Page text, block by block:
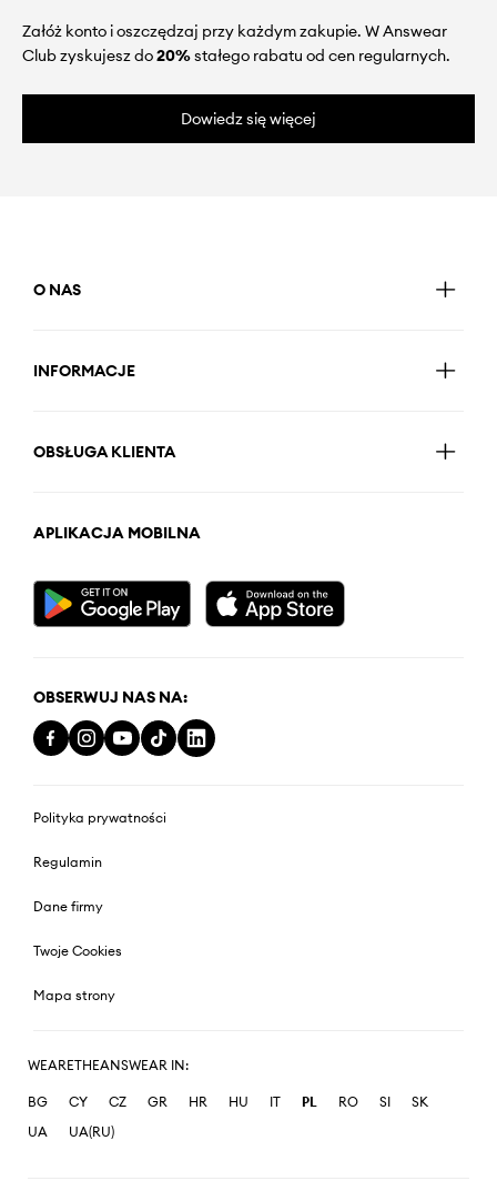
Załóż konto i oszczędzaj przy każdym zakupie. W Answear
Club zyskujesz do20%stałego rabatu od cen regularnych.
Dowiedz się więcej
O NAS
INFORMACJE
OBSŁUGA KLIENTA
APLIKACJA MOBILNA
OBSERWUJ NAS NA:
Polityka prywatności
Regulamin
Dane firmy
Twoje Cookies
Mapa strony
WEARETHEANSWEAR IN:
BG CY CZ GR HR HU IT PL RO SI
SK
UA
UA(RU)